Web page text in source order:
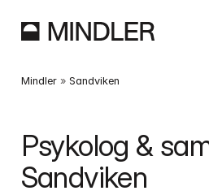
Våra psykologer
Information
Övriga tjänster
Mindler » Sandviken
Psykolog &
Sandviken